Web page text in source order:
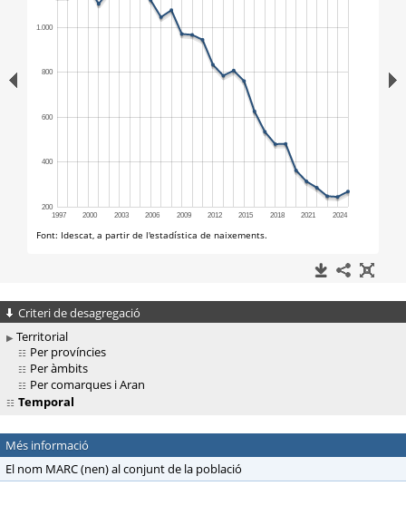
Criteri de desagregació
Territorial
Per províncies
Per àmbits
Per comarques i Aran
Temporal
Més informació
El nom MARC (nen) al conjunt de la població